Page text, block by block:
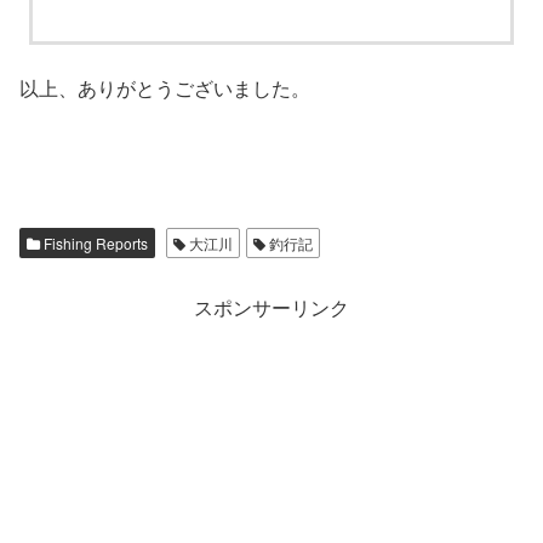
以上、ありがとうございました。
Fishing Reports 大江川 釣行記
スポンサーリンク